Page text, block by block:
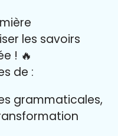
les savoirs
! 🔥
de :
grammaticales,